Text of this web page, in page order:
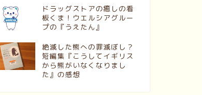
ドラッグストアの癒しの看
板くま！ウエルシアグルー
プの『うえたん』
絶滅した熊への罪滅ぼし？
短編集『こうしてイギリス
から熊がいなくなりまし
た』の感想